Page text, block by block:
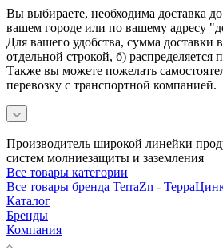
Вы выбираете, необходима доставка
вашем городе или по вашему адресу
Для вашего удобства, сумма доставки
отдельной строкой, б) распределяется
Также вы можете пожелать
перевозку с транспортной компанией.
Производитель широкой линейки
систем молниезащиты и заземления
Все товары категории
Все товары бренда TerraZn -
Каталог
Бренды
Компания